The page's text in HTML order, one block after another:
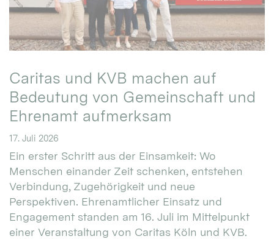
Caritas und KVB machen auf
Bedeutung von Gemeinschaft und
Ehrenamt aufmerksam
17. Juli 2026
Ein erster Schritt aus der Einsamkeit: Wo
Menschen einander Zeit schenken, entstehen
Verbindung, Zugehörigkeit und neue
Perspektiven. Ehrenamtlicher Einsatz und
Engagement standen am 16. Juli im Mittelpunkt
einer Veranstaltung von Caritas Köln und KVB.